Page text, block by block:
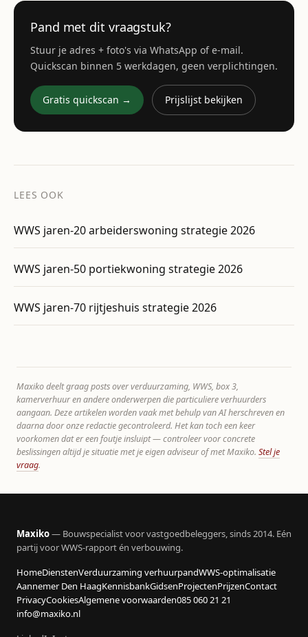
Pand met dit vraagstuk?
Stuur je adres + foto's via WhatsApp of e-mail.
Quickscan binnen 5 werkdagen, geen verplichtingen.
Gratis quickscan → Prijslijst bekijken
LEES OOK
WWS jaren-20 arbeiderswoning strategie 2026
WWS jaren-50 portiekwoning strategie 2026
WWS jaren-70 rijtjeshuis strategie 2026
Maxiko deelt graag posts over verduurzaming, WWS, box 3,
kamerverhuur en andere onderwerpen die particuliere verhuurders
aangaan. Deze artikelen worden vaak met behulp van AI herschreven en
daarna door onze redactie gecontroleerd. Het kan toch een keer
voorkomen dat er een foutje insluipt — controleer voor concrete
beslissingen altijd je situatie met je eigen adviseur of met Maxiko. Stel je
vraag.
Maxiko— Bouwspecialist voor vastgoedbeleggers, sinds 2014. Eén
partij voor WWS-rapport én verbouwing.
HomeDienstenVerduurzaming verhuurpandWWS-optimalisatie
Aannemer Den HaagKennisbankGidsenProjectenPrijzenContact
PrivacyCookiesAlgemene voorwaarden085 060 21 21
info@maxiko.nl